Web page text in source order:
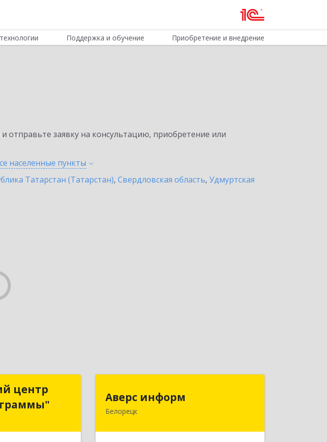
Поддержка и обучение Приобретение и внедрение
заявку на консультацию, приобретение или
населенные пункты
Татарстан (Татарстан), Свердловская область, Удмуртская
центрцентр
Аверс информ
Белорецк